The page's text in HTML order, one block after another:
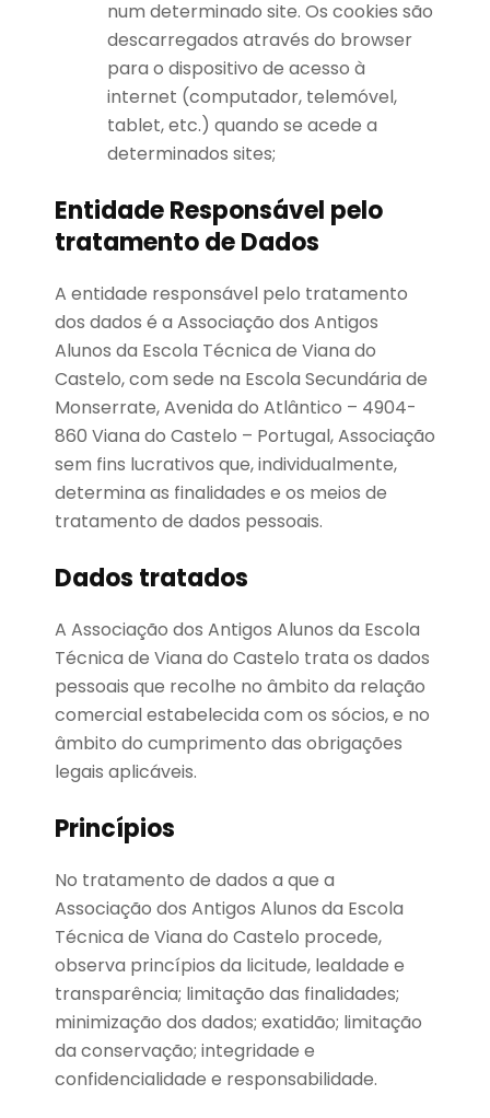
num determinado site. Os cookies são
descarregados através do browser
para o dispositivo de acesso à
internet (computador, telemóvel,
tablet, etc.) quando se acede a
determinados sites;
Entidade Responsável pelo
tratamento de Dados
A entidade responsável pelo tratamento
dos dados é a Associação dos Antigos
Alunos da Escola Técnica de Viana do
Castelo, com sede na Escola Secundária de
Monserrate, Avenida do Atlântico – 4904-
860 Viana do Castelo – Portugal, Associação
sem fins lucrativos que, individualmente,
determina as finalidades e os meios de
tratamento de dados pessoais.
Dados tratados
A Associação dos Antigos Alunos da Escola
Técnica de Viana do Castelo trata os dados
pessoais que recolhe no âmbito da relação
comercial estabelecida com os sócios, e no
âmbito do cumprimento das obrigações
legais aplicáveis.
Princípios
No tratamento de dados a que a
Associação dos Antigos Alunos da Escola
Técnica de Viana do Castelo procede,
observa princípios da licitude, lealdade e
transparência; limitação das finalidades;
minimização dos dados; exatidão; limitação
da conservação; integridade e
confidencialidade e responsabilidade.